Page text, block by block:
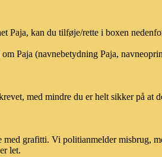
Paja, kan du tilføje/rette i boxen
Paja (navnebetydning Paja,
med mindre du er helt sikker på at
grafitti. Vi politianmelder misbrug,
let.